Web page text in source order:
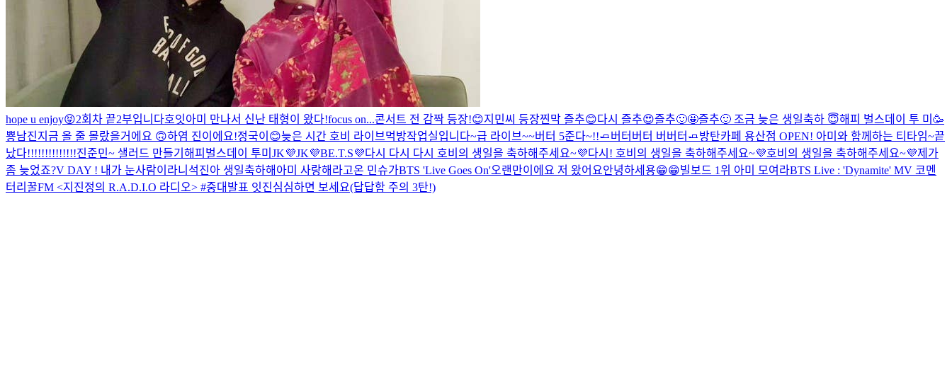
hope u enjoy😝2회차 끝2부입니다호잇아미 만나서 신난 태형이 왔다!focus on...콘서트 전 감짝 등장!😊지민씨 등장찐막 즐추😊다시 즐추😍즐추🙂🤩즐추🙂 조금 늦은 생일축하 😇해피 벌스데이 투 미🥳
뿅남진지금 올 줄 몰랐을거에요 🙃하염 진이에요!정국이😊늦은 시간 호비 라이브먹방작업실입니다~급 라이브~~버터 5준다~!!🧈버터버터 버버터🧈방탄카페 용산점 OPEN! 아미와 함께하는 티타임~끝
났다!!!!!!!!!!!!!!진준민~ 샐러드 만들기 해피벌스데이 투미 JK💜JK💜BE.T.S💜다시 다시 다시 호비의 생일을 축하해주세요~💜다시! 호비의 생일을 축하해주세요~💜호비의 생일을 축하해주세요~💜제가
좀 늦었죠?V DAY ! 내가 눈사람이라니 석진아 생일축하해 아미 사랑해 라고온 민슈가BTS 'Live Goes On'오랜만이에요 저 왔어요안녕하세용😁😁빌보드 1위 아미 모여라BTS Live : 'Dynamite' MV 코멘
터리 꿀FM <지진정의 R.A.D.I.O 라디오> #중대발표 잇진심심하면 보세요(답답함 주의 3탄!)